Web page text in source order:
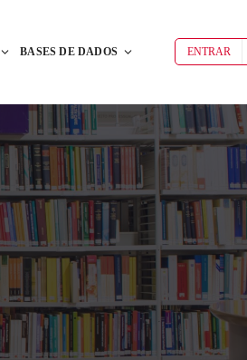
BASES DE DADOS ENTRAR